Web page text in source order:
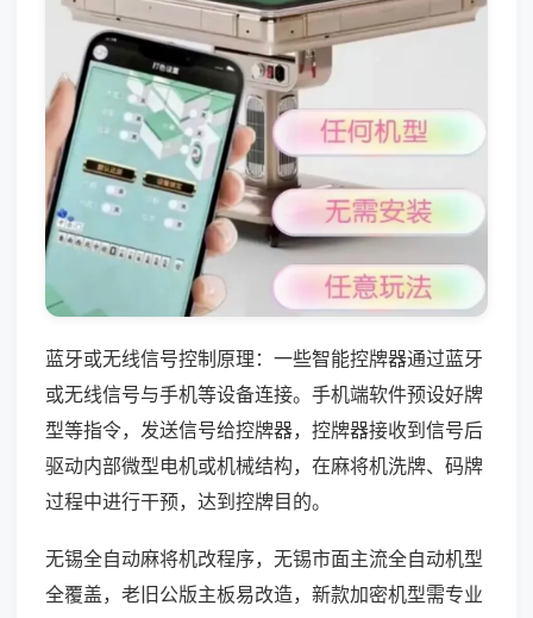
蓝牙或无线信号控制原理：一些智能控牌器通过蓝牙
或无线信号与手机等设备连接。手机端软件预设好牌
型等指令，发送信号给控牌器，控牌器接收到信号后
驱动内部微型电机或机械结构，在麻将机洗牌、码牌
过程中进行干预，达到控牌目的。
无锡全自动麻将机改程序，无锡市面主流全自动机型
全覆盖，老旧公版主板易改造，新款加密机型需专业